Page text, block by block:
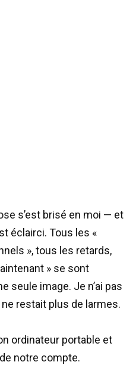
s’est brisé en moi — et
éclairci. Tous les «
», tous les retards,
» se sont
seule image. Je n’ai pas
restait plus de larmes.
ordinateur portable et
de notre compte.